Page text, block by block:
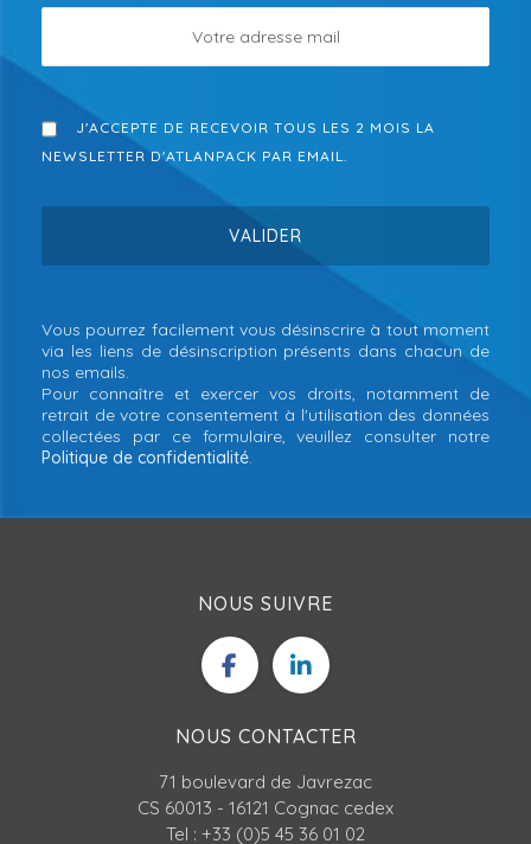
J'ACCEPTE DE RECEVOIR TOUS LES 2 MOIS LA
NEWSLETTER D'ATLANPACK PAR EMAIL.
Vous pourrez facilement vous désinscrire à tout moment
via les liens de désinscription présents dans chacun de
nos emails.
Pour connaître et exercer vos droits, notamment de
retrait de votre consentement à l'utilisation des données
collectées par ce formulaire, veuillez consulter notre
Politique de confidentialité.
NOUS SUIVRE
NOUS CONTACTER
71 boulevard de Javrezac
CS 60013 - 16121 Cognac cedex
Tel : +33 (0)5 45 36 01 02